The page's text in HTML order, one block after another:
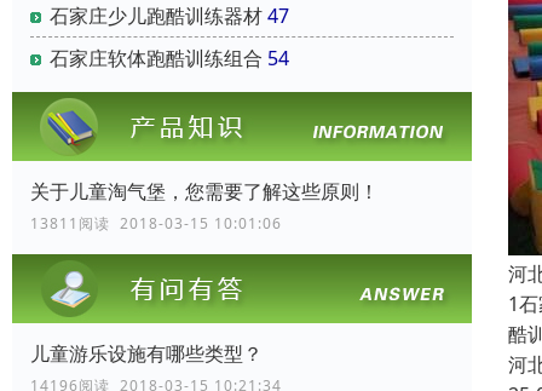
石家庄少儿跑酷训练器材47
石家庄软体跑酷训练组合 54
关于儿童淘气堡，您需要了解这些原则！
13811阅读 2018-03-15 10:01:06
儿童游乐设施有哪些类型？
14196阅读 2018-03-15 10:21:34
河
1
酷
河